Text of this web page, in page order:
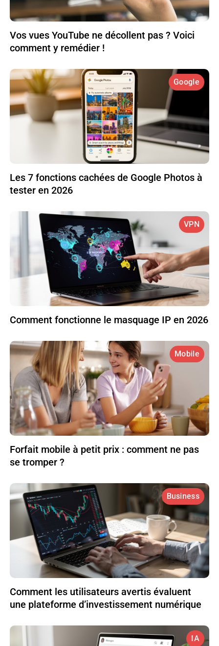
Vos vues YouTube ne décollent pas ? Voici
comment y remédier !
Google
Les 7 fonctions cachées de Google Photos à
tester en 2026
VPN
Comment fonctionne le masquage IP en 2026
Mobile
Forfait mobile à petit prix : comment ne pas
se tromper ?
Business
Comment les utilisateurs avertis évaluent
une plateforme d’investissement numérique
IA